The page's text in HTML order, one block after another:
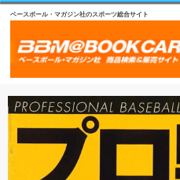
ベースボール・マガジン社のスポーツ総合サイト